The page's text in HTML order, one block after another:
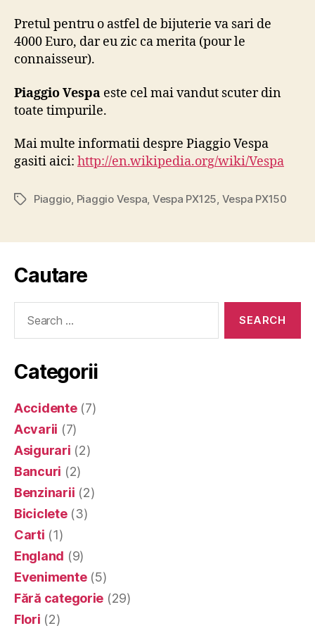
Pretul pentru o astfel de bijuterie va sari de
4000 Euro, dar eu zic ca merita (pour le
connaisseur).
Piaggio Vespa este cel mai vandut scuter din
toate timpurile.
Mai multe informatii despre Piaggio Vespa
gasiti aici: http://en.wikipedia.org/wiki/Vespa
TagsPiaggio, Piaggio Vespa, Vespa PX125, Vespa PX150
Cautare
Categorii
Accidente(7)
Acvarii (7)
Asigurari (2)
Bancuri (2)
Benzinarii (2)
Biciclete(3)
Carti (1)
England (9)
Evenimente(5)
Fără categorie (29)
Flori (2)